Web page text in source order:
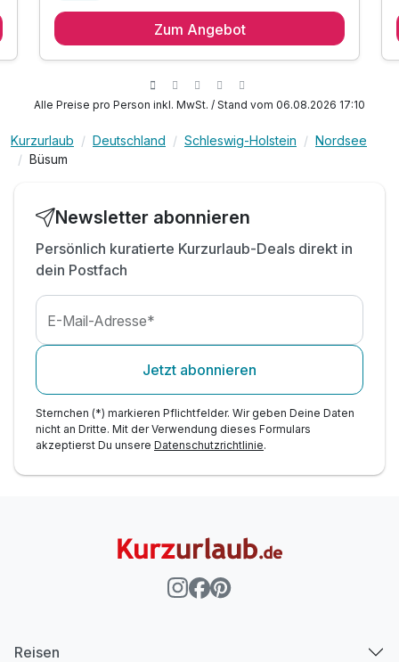
Suite/n
3 Erwachsene
Für 6 Tage p.P. ab 315,00 €
Rückzugsoase
1 x American Breakfast für den perfekten Start
inkl. Informationsmaterial
inkl. WLAN
Zum Angebot
Alle Preise pro Person inkl. MwSt. / Stand vom 06.08.2026 17:10
Kurzurlaub Deutschland Schleswig-Holstein
Nordsee
Büsum
Newsletter abonnieren
Persönlich kuratierte Kurzurlaub-Deals direkt in
dein Postfach
E-Mail-Adresse*
Jetzt abonnieren
Sternchen (*) markieren Pflichtfelder. Wir geben Deine Daten
nicht an Dritte. Mit der Verwendung dieses Formulars
akzeptierst Du unsere Datenschutzrichtlinie.
Reisen